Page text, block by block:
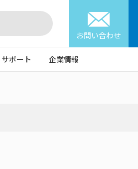
お問い合わせ
サポート 企業情報